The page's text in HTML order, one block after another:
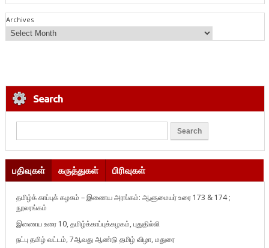
Archives
Search
பதிவுகள் கருத்துகள் பிரிவுகள்
தமிழ்க் காப்புக் கழகம் – இணைய அரங்கம்: ஆளுமையர் உரை 173 & 174 ;
நூலரங்கம்
இணைய உரை 10, தமிழ்க்காப்புக்கழகம், புதுதில்லி
நட்பு தமிழ் வட்டம், 7ஆவது ஆண்டு தமிழ் விழா, மதுரை